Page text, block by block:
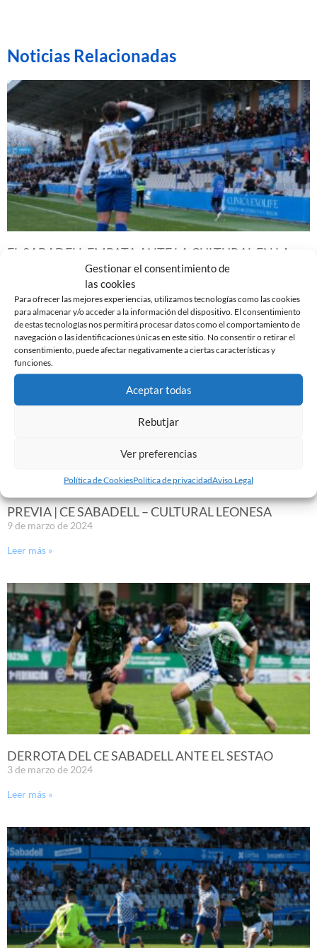
Gestionar el consentimiento de
las cookies
Para ofrecer las mejores experiencias, utilizamos tecnologías como las cookies
para almacenar y/o acceder a la información del dispositivo. El consentimiento
de estas tecnologías nos permitirá procesar datos como el comportamiento de
navegación o las identificaciones únicas en este sitio. No consentir o retirar el
consentimiento, puede afectar negativamente a ciertas características y
funciones.
Aceptar todas
Rebutjar
Ver preferencias
Política de CookiesPolítica de privacidadAviso Legal
Noticias Relacionadas
EL SABADELL EMPATA ANTE LA CULTURAL EN LA
NOVA CREU ALTA
10 de marzo de 2024
Leer más »
PREVIA | CE SABADELL – CULTURAL LEONESA
9 de marzo de 2024
Leer más »
DERROTA DEL CE SABADELL ANTE EL SESTAO
3 de marzo de 2024
Leer más »